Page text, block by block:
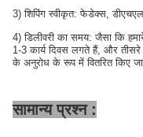
3) शिपिंग स्वीकृत: फेडेक्स,
4) डिलीवरी का समय: जैसा कि
1-3 कार्य दिवस लगते हैं, और तीसरे
के अनुरोध के रूप में वितरित किए
सामान्य प्रश्न :